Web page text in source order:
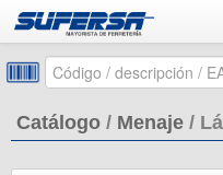
Catálogo / Menaje /